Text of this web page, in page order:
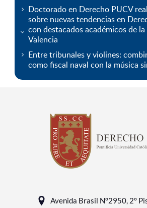
Doctorado en Derecho PUCV
sobre nuevas tendencias en
con destacados académicos de
Valencia
Entre tribunales y violines:
como fiscal naval con la música
Avenida Brasil N°2950, 2°